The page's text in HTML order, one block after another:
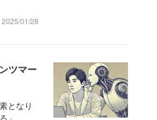
2025/01/28
ツマー
となり
」